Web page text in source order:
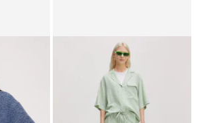
Blouse 'Kenley'
€ 69,90€ 39,90